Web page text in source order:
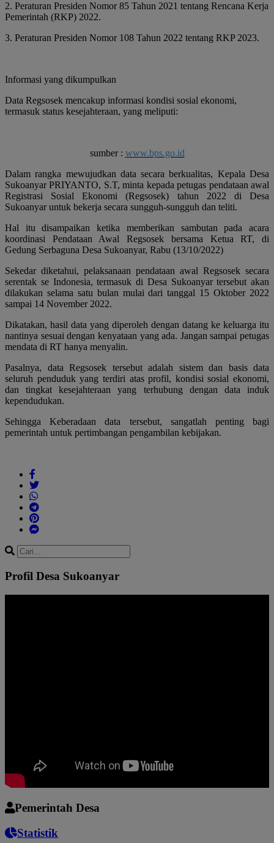
2. Peraturan Presiden Nomor 85 Tahun 2021 tentang Rencana Kerja
Pemerintah (RKP) 2022.
3. Peraturan Presiden Nomor 108 Tahun 2022 tentang RKP 2023.
Informasi yang dikumpulkan
Data Regsosek mencakup informasi kondisi sosial ekonomi,
termasuk status kesejahteraan, yang meliputi:
sumber : www.bps.go.id
Dalam rangka mewujudkan data secara berkualitas, Kepala Desa
Sukoanyar PRIYANTO, S.T, minta kepada petugas pendataan awal
Registrasi Sosial Ekonomi (Regsosek) tahun 2022 di Desa
Sukoanyar untuk bekerja secara sungguh-sungguh dan teliti.
Hal itu disampaikan ketika memberikan sambutan pada acara
koordinasi Pendataan Awal Regsosek bersama Ketua RT, di
Gedung Serbaguna Desa Sukoanyar, Rabu (13/10/2022)
Sekedar diketahui, pelaksanaan pendataan awal Regsosek secara
serentak se Indonesia, termasuk di Desa Sukoanyar tersebut akan
dilakukan selama satu bulan mulai dari tanggal 15 Oktober 2022
sampai 14 November 2022.
Dikatakan, hasil data yang diperoleh dengan datang ke keluarga itu
nantinya sesuai dengan kenyataan yang ada. Jangan sampai petugas
mendata di RT hanya menyalin.
Pasalnya, data Regsosek tersebut adalah sistem dan basis data
seluruh penduduk yang terdiri atas profil, kondisi sosial ekonomi,
dan tingkat kesejahteraan yang terhubung dengan data induk
kependudukan.
Sehingga Keberadaan data tersebut, sangatlah penting bagi
pemerintah untuk pertimbangan pengambilan kebijakan.
Profil Desa Sukoanyar
Pemerintah Desa
Statistik